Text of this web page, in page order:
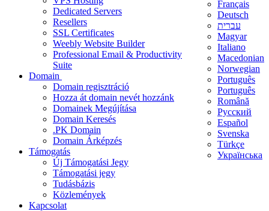
Français
Deutsch
עברית
Magyar
Italiano
Macedonian
Norwegian
Português
Português
Română
Русский
Español
Svenska
Türkçe
Українська
Dedicated Servers
Resellers
SSL Certificates
Weebly Website Builder
Professional Email & Productivity
Suite
Domain
Domain regisztráció
Hozza át domain nevét hozzánk
Domainek Megújítása
Domain Keresés
.PK Domain
Domain Árképzés
Támogatás
Új Támogatási Jegy
Támogatási jegy
Tudásbázis
Közlemények
Kapcsolat